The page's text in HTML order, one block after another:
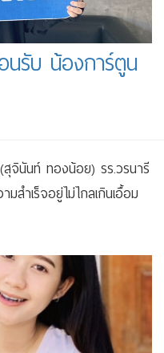
รับ น้องการ์ตูน
จินันท์ ทองน้อย) รร.วรนารี
สำเร็จอยู่ไม่ไกลเกินเอื้อม